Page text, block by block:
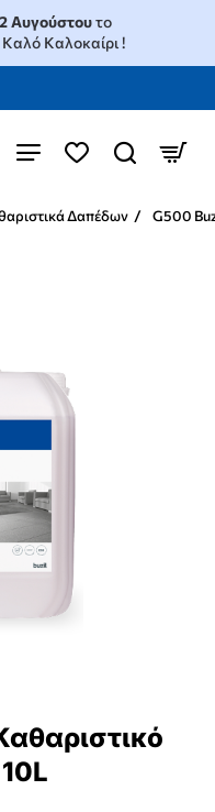
Αυγούστουτο
Καλό Καλοκαίρι !
Δαπέδων G500